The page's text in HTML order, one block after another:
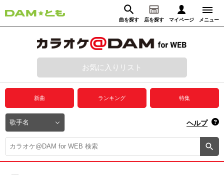
曲を探す 店を探す マイページ メニュー
動画からさがす 録音からさがす
ログイン
プレミアムサービス
DAM★とも動画
DAM★とも録音
カラオケ＠DAM
お気に入りリスト
新曲 ランキング 特集
ヘルプ